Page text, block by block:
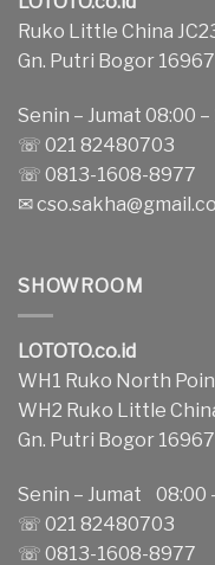
Ruko Little China
Gn. Putri Bogor 16967
Senin – Jumat 08:00 –
☏ 021 82480703
☏ 0813-1608-8977
✉
SHOWROOM
LOTOTO.co.id
WH1 Ruko North
WH2 Ruko Little
Gn. Putri Bogor 16967
Senin – Jumat 08:00
☏ 021 82480703
☏ 0813-1608-8977